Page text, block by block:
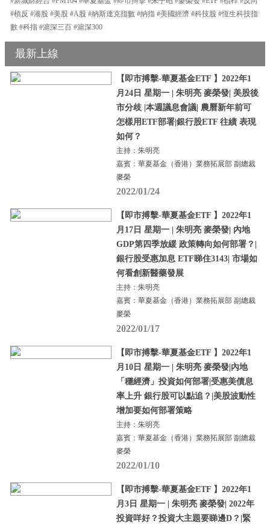
#槓反 #港股 #美股 #A股 #納斯達克指數 #納指 #美國經濟 #科技股 #恆生科技指
數 #科指 #滬深三百 #滬深300
最新上線
【即市搏擊-華夏基金ETF 】2022年1
月24日 星期一 | 朱明亮 麥榮發| 美股後
市分歧 |本週議息會議| 農曆新年前可
怎樣用ETF部署|銀行股ETF 往績 表現
如何？
主持：朱明亮
嘉賓：華夏基金（香港）業務拓展部 副總裁
麥榮
2022/01/24
【即市搏擊-華夏基金ETF 】2022年1
月17日 星期一 | 朱明亮 麥榮發| 內地
GDP第四季放緩 政策轉向如何部署？|
銀行股受惠加息 ETF睇住3143| 市場如
何看創新醫藥發展
主持：朱明亮
嘉賓：華夏基金（香港）業務拓展部 副總裁
麥榮
2022/01/17
【即市搏擊-華夏基金ETF 】2022年1
月10日 星期一 | 朱明亮 麥榮發|內地
「穩經濟」投資如何部署|受惠美債息
率上升 銀行股可以點追？|美股波動性
增加要如何部署策略
主持：朱明亮
嘉賓：華夏基金（香港）業務拓展部 副總裁
麥榮
2022/01/10
【即市搏擊-華夏基金ETF 】2022年1
月3日 星期一 | 朱明亮 麥榮發| 2022年
投資咩好？投資大主題要睇邊D？|緊